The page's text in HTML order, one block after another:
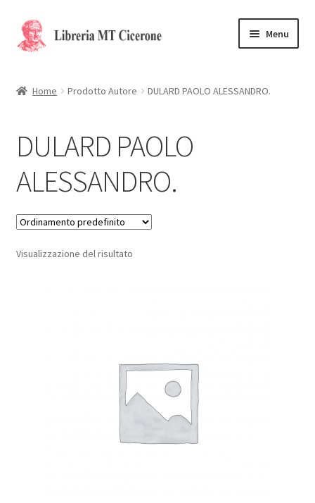
Vai
alla
Vai
al
Menu
La Storia
Contattaci
Cassa
Carrello
Home Prodotto Autore DULARD PAOLO ALESSANDRO.
DULARD PAOLO
ALESSANDRO.
Visualizzazione del risultato